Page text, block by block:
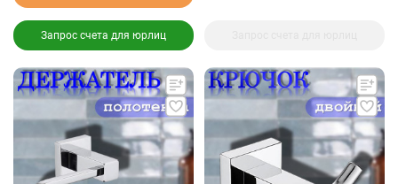
Запрос счета для юрлиц